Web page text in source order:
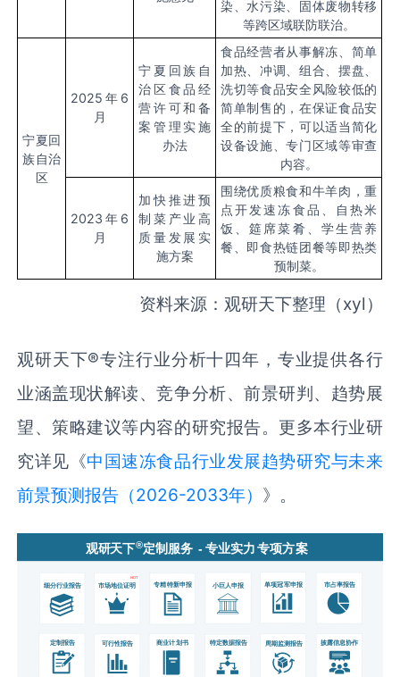
染、水污染、固体废物转移
等跨区域联防联治。
宁夏回
族自治
区
2025 年 6
月
宁夏回族自
治区食品经
营许可和备
案管理实施
办法
食品经营者从事解冻、简单
加热、冲调、组合、摆盘、
洗切等食品安全风险较低的
简单制售的，在保证食品安
全的前提下，可以适当简化
设备设施、专门区域等审查
内容。
2023 年 6
月
加快推进预
制菜产业高
质量发展实
施方案
围绕优质粮食和牛羊肉，重
点开发速冻食品、自热米
饭、筵席菜肴、学生营养
餐、即食热链团餐等即热类
预制菜。
资料来源：观研天下整理（xyl）
观研天下®专注行业分析十四年，专业提供各行
业涵盖现状解读、竞争分析、前景研判、趋势展
望、策略建议等内容的研究报告。更多本行业研
究详见《中国速冻食品行业发展趋势研究与未来
前景预测报告（2026-2033年） 》。